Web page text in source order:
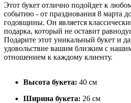
Этот букет отлично подойдет к
событию - от празднования 8 марта
годовщины. Он является
подарка, который не оставит
Подарите этот уникальный букет и
удовольствие вашим близким с
отношением к каждому клиенту.
Высота букета: 40 см
Ширина букета: 26 см